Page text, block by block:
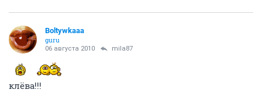
Boltywkaaa
guru
06 августа 2010 mila87
клёва!!!